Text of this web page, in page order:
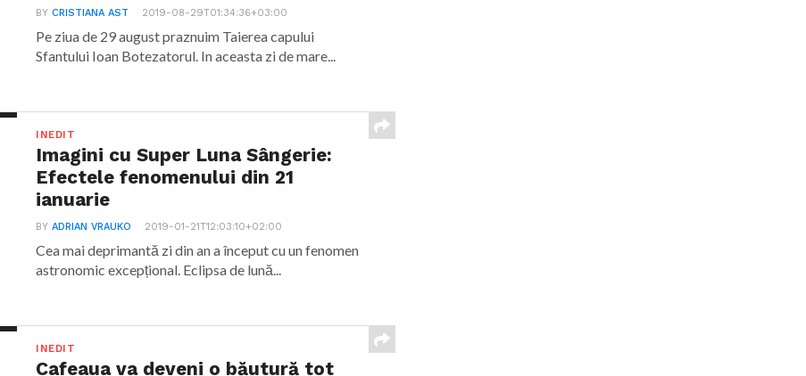
BYCRISTIANA AST 2019-08-29T01:34:36+03:00
Pe ziua de 29 august praznuim Taierea capului
Sfantului Ioan Botezatorul. In aceasta zi de mare...
INEDIT
Imagini cu Super Luna Sângerie:
Efectele fenomenului din 21
ianuarie
BYADRIAN VRAUKO 2019-01-21T12:03:10+02:00
Cea mai deprimantă zi din an a început cu un fenomen
astronomic excepțional. Eclipsa de lună...
INEDIT
Cafeaua va deveni o băutură tot